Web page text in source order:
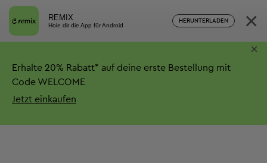
REMIX
Hole dir die App für Android
HERUNTERLADEN ×
Erhalte 20% Rabatt* auf deine erste Bestellung mit
Code WELCOME
Jetzt einkaufen
×